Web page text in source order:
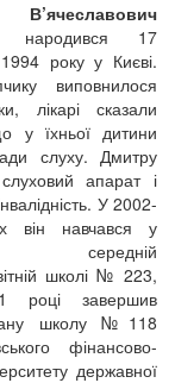
народився 17
року у Києві.
виповнилося
лікарі сказали
у їхньої дитини
слуху. Дмитру
апарат і
У 2002-
він навчався у
середній
школі № 223,
завершив
школу №118
фінансово-
державної